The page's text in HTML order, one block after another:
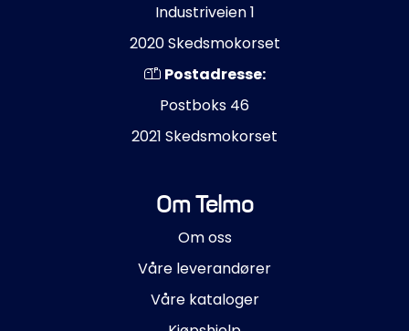
Industriveien 1
2020 Skedsmokorset
Postadresse:
Postboks 46
2021 Skedsmokorset
Om Telmo
Om oss
Våre leverandører
Våre kataloger